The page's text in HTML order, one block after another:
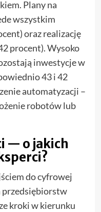
Plany na
wszystkim
oraz realizację
procent). Wysoko
inwestycje w
43 i 42
automatyzacji –
robotów lub
— o jakich
do cyfrowej
kroki w kierunku